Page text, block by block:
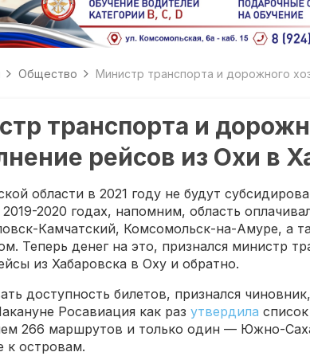
Общество Министр транспорта и дорожного
транспорта и
рейсов из Охи в
области в 2021 году не будут
2019-2020 годах, напомним, область
Камчатский, Комсомольск-на-Амуре, а
Теперь денег на это, признался министр
из Хабаровска в Оху и обратно.
доступность билетов, признался
Росавиация как разутвердила
266 маршрутов и только один — Южно-
к островам.